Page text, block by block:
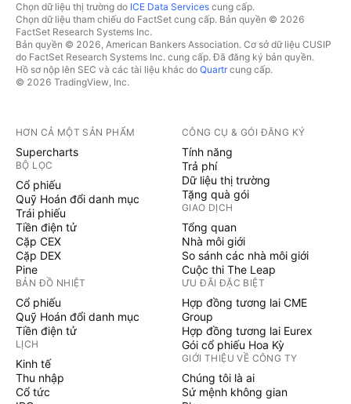
Chọn dữ liệu thị trường do ICE Data Services cung cấp.
Chọn dữ liệu tham chiếu do FactSet cung cấp. Bản quyền © 2026
FactSet Research Systems Inc.
Bản quyền © 2026, American Bankers Association. Cơ sở dữ liệu CUSIP
do FactSet Research Systems Inc. cung cấp. Đã đăng ký bản quyền.
Hồ sơ nộp lên SEC và các tài liệu khác do Quartrcung cấp.
© 2026 TradingView, Inc.
HƠN CẢ MỘT SẢN PHẨM
Supercharts
BỘ LỌC
Cổ phiếu
Quỹ Hoán đổi danh mục
Trái phiếu
Tiền điện tử
Cặp CEX
Cặp DEX
Pine
BẢN ĐỒ NHIỆT
Cổ phiếu
Quỹ Hoán đổi danh mục
Tiền điện tử
LỊCH
Kinh tế
Thu nhập
Cổ tức
CÔNG CỤ & GÓI ĐĂNG KÝ
Tính năng
Trả phí
Dữ liệu thị trường
Tặng quà gói
GIAO DỊCH
Tổng quan
Nhà môi giới
So sánh các nhà môi giới
Cuộc thi The Leap
ƯU ĐÃI ĐẶC BIỆT
Hợp đồng tương lai CME
Group
Hợp đồng tương lai Eurex
Gói cổ phiếu Hoa Kỳ
GIỚI THIỆU VỀ CÔNG TY
Chúng tôi là ai
Sứ mệnh không gian